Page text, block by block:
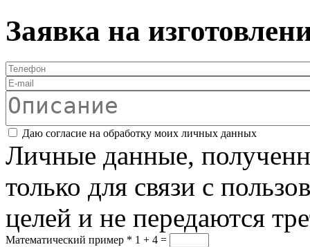
Заявка на
Телефон
E-mail
Описание
Соглашение*
Даю согласие на обработку моих личных данных
Личные данные,
только для связи с
целей и не передаются
Математический пример * 1 + 4 =